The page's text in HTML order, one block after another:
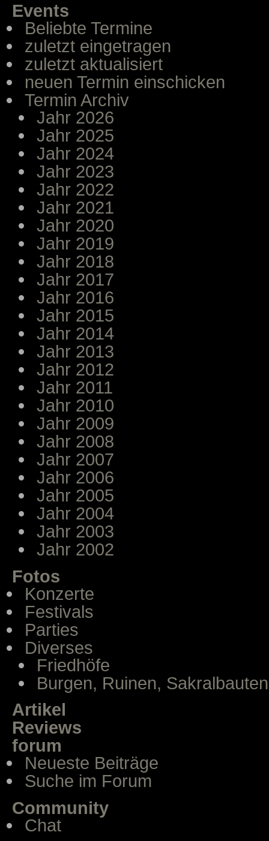
Events
Beliebte Termine
zuletzt eingetragen
zuletzt aktualisiert
neuen Termin einschicken
Termin Archiv
Jahr 2026
Jahr 2025
Jahr 2024
Jahr 2023
Jahr 2022
Jahr 2021
Jahr 2020
Jahr 2019
Jahr 2018
Jahr 2017
Jahr 2016
Jahr 2015
Jahr 2014
Jahr 2013
Jahr 2012
Jahr 2011
Jahr 2010
Jahr 2009
Jahr 2008
Jahr 2007
Jahr 2006
Jahr 2005
Jahr 2004
Jahr 2003
Jahr 2002
Fotos
Konzerte
Festivals
Parties
Diverses
Friedhöfe
Burgen, Ruinen, Sakralbauten
Artikel
Reviews
forum
Neueste Beiträge
Suche im Forum
Community
Chat